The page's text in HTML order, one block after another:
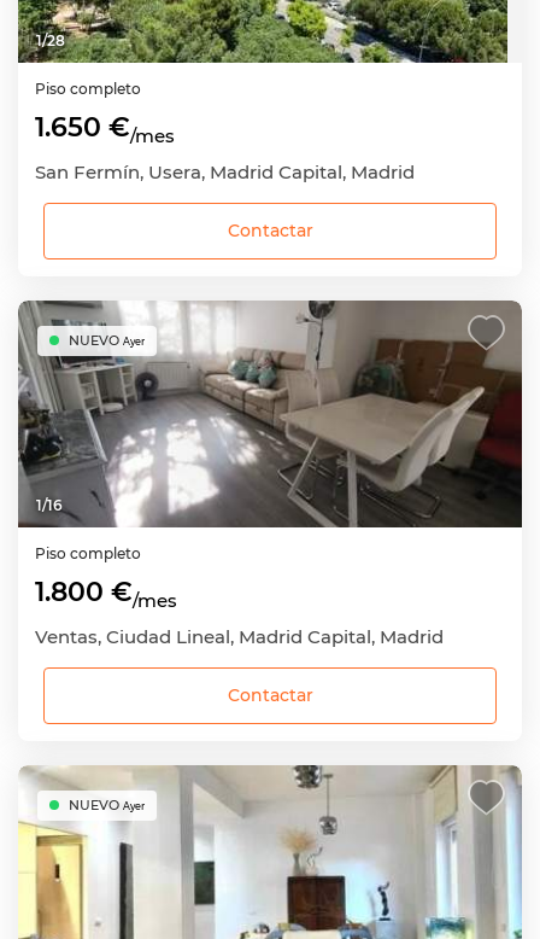
1/28
Piso completo
1.650 €/mes
San Fermín, Usera, Madrid Capital, Madrid
Contactar
1/16
NUEVO Ayer
Piso completo
1.800 €/mes
Ventas, Ciudad Lineal, Madrid Capital, Madrid
Contactar
NUEVO Ayer